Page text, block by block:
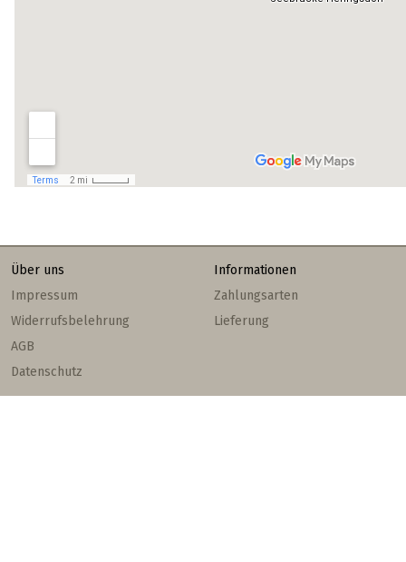
Über uns
Impressum
Widerrufsbelehrung
AGB
Datenschutz
Informationen
Zahlungsarten
Lieferung